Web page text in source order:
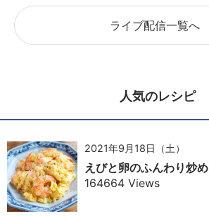
ライブ配信一覧へ
人気のレシピ
2021年9月18日（土）
えびと卵のふんわり炒め
164664 Views